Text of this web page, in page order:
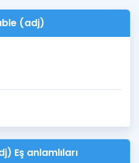
(adj)
Eş anlamlıları